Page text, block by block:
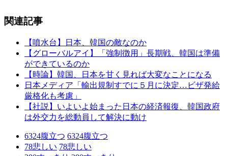
関連記事
【噴水台】日本、韓国の敵なのか
【グローバルアイ】「強制徴用」長期戦、韓国は準備
ができているのか
【時論】韓国、日本を甘く見れば大変なことになる
日本メディア「輸出規制すでに５月に決定…ビザ発給
厳格化も考慮」
【社説】いよいよ始まった日本の経済報復、韓国政府
は外交力を総動員して解決に動け
6324腹立つ 6324腹立つ
78悲しい 78悲しい